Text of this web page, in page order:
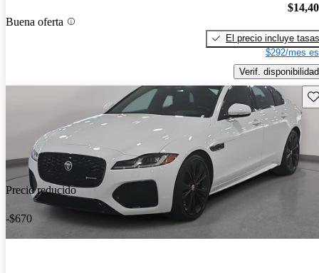
Buena oferta
El precio incluye tasas
$292/mes
Verif. disponibilidad
Precio reducido
-$670